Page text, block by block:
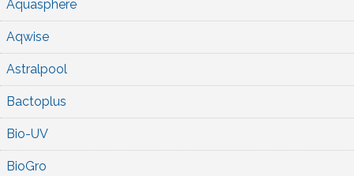
Aquasphere
Aqwise
Astralpool
Bactoplus
Bio-UV
BioGro